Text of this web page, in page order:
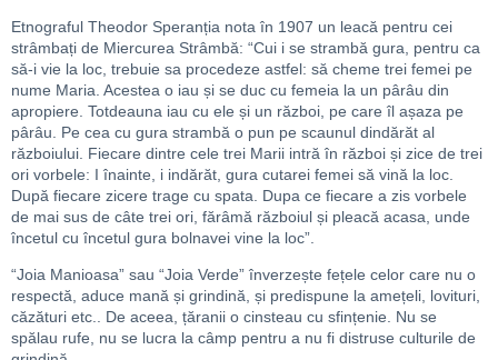
Etnograful Theodor Speranția nota în 1907 un leacă pentru cei
strâmbați de Miercurea Strâmbă: “Cui i se strambă gura, pentru ca
să-i vie la loc, trebuie sa procedeze astfel: să cheme trei femei pe
nume Maria. Acestea o iau și se duc cu femeia la un pârâu din
apropiere. Totdeauna iau cu ele și un război, pe care îl așaza pe
pârâu. Pe cea cu gura strambă o pun pe scaunul dindărăt al
războiului. Fiecare dintre cele trei Marii intră în război și zice de trei
ori vorbele: I înainte, i indărăt, gura cutarei femei să vină la loc.
După fiecare zicere trage cu spata. Dupa ce fiecare a zis vorbele
de mai sus de câte trei ori, fărâmă războiul și pleacă acasa, unde
încetul cu încetul gura bolnavei vine la loc”.
“Joia Manioasa” sau “Joia Verde” înverzește fețele celor care nu o
respectă, aduce mană și grindină, și predispune la amețeli, lovituri,
căzături etc.. De aceea, țăranii o cinsteau cu sfințenie. Nu se
spălau rufe, nu se lucra la câmp pentru a nu fi distruse culturile de